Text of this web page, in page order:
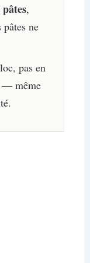
,
ne
pas en
— même